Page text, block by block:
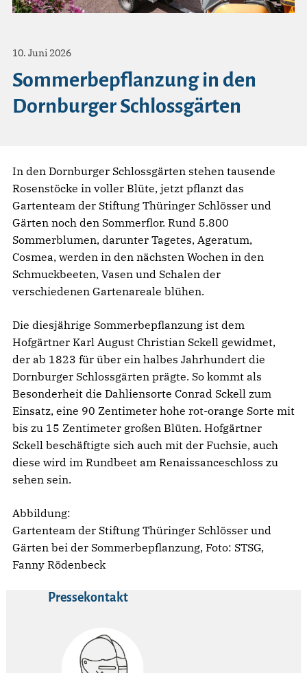
10. Juni 2026
Sommerbepflanzung in den
Dornburger Schlossgärten
In den Dornburger Schlossgärten stehen tausende
Rosenstöcke in voller Blüte, jetzt pflanzt das
Gartenteam der Stiftung Thüringer Schlösser und
Gärten noch den Sommerflor. Rund 5.800
Sommerblumen, darunter Tagetes, Ageratum,
Cosmea, werden in den nächsten Wochen in den
Schmuckbeeten, Vasen und Schalen der
verschiedenen Gartenareale blühen.
Die diesjährige Sommerbepflanzung ist dem
Hofgärtner Karl August Christian Sckell gewidmet,
der ab 1823 für über ein halbes Jahrhundert die
Dornburger Schlossgärten prägte. So kommt als
Besonderheit die Dahliensorte Conrad Sckell zum
Einsatz, eine 90 Zentimeter hohe rot-orange Sorte mit
bis zu 15 Zentimeter großen Blüten. Hofgärtner
Sckell beschäftigte sich auch mit der Fuchsie, auch
diese wird im Rundbeet am Renaissanceschloss zu
sehen sein.
Abbildung:
Gartenteam der Stiftung Thüringer Schlösser und
Gärten bei der Sommerbepflanzung, Foto: STSG,
Fanny Rödenbeck
Pressekontakt